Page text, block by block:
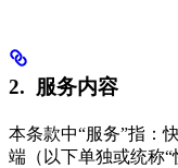
2. 服务内容
本条款中“服务”指：
端（以下单独或统称